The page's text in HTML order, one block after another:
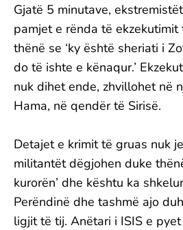
Gjatë 5 minutave,
pamjet e rënda të ekzekutimit
thënë se ‘ky është sheriati i
do të ishte e kënaqur.’
nuk dihet ende, zhvillohet në
Hama, në qendër të Sirisë.
Detajet e krimit të gruas nuk
militantët dëgjohen duke
kurorën’ dhe kështu ka
Perëndinë dhe tashmë ajo
ligjit të tij. Anëtari i ISIS e